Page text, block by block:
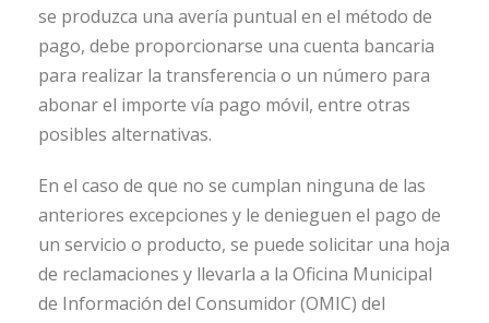
se produzca una avería puntual en el método de
pago, debe proporcionarse una cuenta bancaria
para realizar la transferencia o un número para
abonar el importe vía pago móvil, entre otras
posibles alternativas.
En el caso de que no se cumplan ninguna de las
anteriores excepciones y le denieguen el pago de
un servicio o producto, se puede solicitar una hoja
de reclamaciones y llevarla a la Oficina Municipal
de Información del Consumidor (OMIC) del